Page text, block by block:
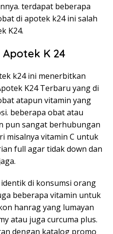
terdapat beberapa
di apotek k24 ini salah
K24.
K 24
k24 ini menerbitkan
K24 Terbaru yang di
atapun vitamin yang
beberapa obat atau
pun sangat berhubungan
misalnya vitamin C untuk
full agar tidak down dan
di konsumsi orang
beberapa vitamin untuk
hanrag yang lumayan
atau juga curcuma plus.
dengan katalog promo